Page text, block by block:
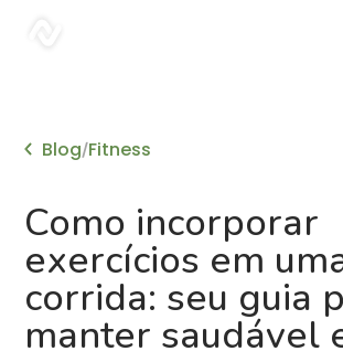
Blog/Fitness
Como incorporar
exercícios em
corrida: seu guia
manter saudável